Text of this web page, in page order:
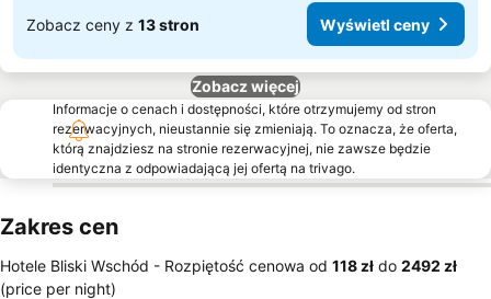
Zobacz ceny z 13 stron Wyświetl ceny
Zobacz więcej
Informacje o cenach i dostępności, które otrzymujemy od stron
rezerwacyjnych, nieustannie się zmieniają. To oznacza, że oferta,
którą znajdziesz na stronie rezerwacyjnej, nie zawsze będzie
identyczna z odpowiadającą jej ofertą na trivago.
Zakres cen
Hotele Bliski Wschód - Rozpiętość cenowa od ‎118 zł do ‎2492 zł
(price per night)